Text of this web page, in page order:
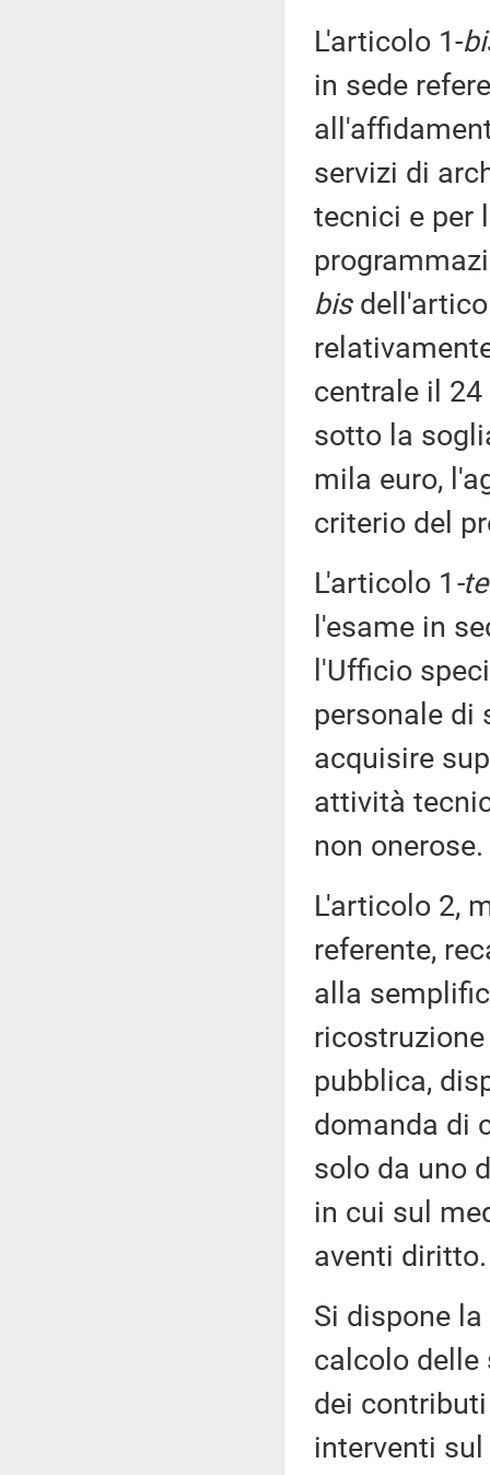
L'articolo 1-
in sede
servizi di
tecnici e per
bis
centrale il
sotto la
mila euro,
criterio del
L'articolo 1 -
l'esame in
l'Ufficio
personale di
acquisire
attività
non onerose.
L'articolo 2,
referente,
alla
pubblica,
domanda di
solo da uno
in cui sul
aventi diritto.
Si dispone
calcolo delle
dei
interventi